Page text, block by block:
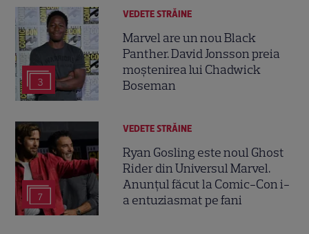
3
VEDETE STRĂINE
Marvel are un nou Black
Panther. David Jonsson preia
moștenirea lui Chadwick
Boseman
7
VEDETE STRĂINE
Ryan Gosling este noul Ghost
Rider din Universul Marvel.
Anunțul făcut la Comic-Con i-
a entuziasmat pe fani